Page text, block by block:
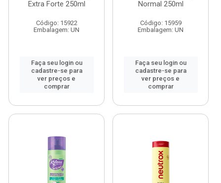
Extra Forte 250ml
Código: 15922
Embalagem: UN
Faça seu login ou
cadastre-se para
ver preços e
comprar
Normal 250ml
Código: 15959
Embalagem: UN
Faça seu login ou
cadastre-se para
ver preços e
comprar